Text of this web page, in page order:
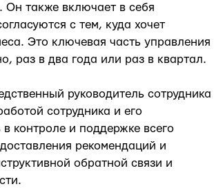
Он также включает в себя
с тем, куда хочет
Это ключевая часть управления
раз в два года или раз в квартал.
руководитель сотрудника
сотрудника и его
контроле и поддержке всего
рекомендаций и
обратной связи и